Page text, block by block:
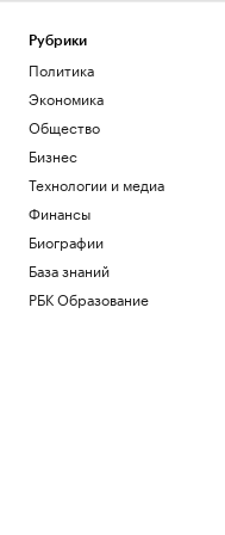
Рубрики
Политика
Экономика
Общество
Бизнес
Технологии и медиа
Финансы
Биографии
База знаний
РБК Образование